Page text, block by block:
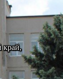
край,